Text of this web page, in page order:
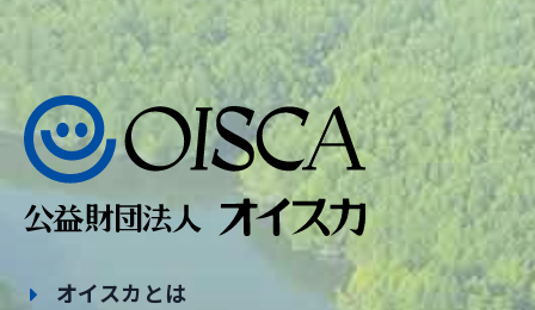
オイスカとは